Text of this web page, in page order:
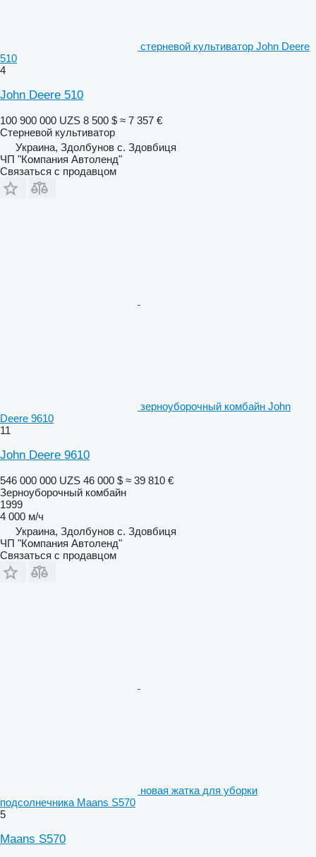
стерневой культиватор John Deere
510
4
John Deere 510
100 900 000 UZS 8 500 $ ≈ 7 357 €
Стерневой культиватор
Украина, Здолбунов с. Здовбиця
ЧП "Компания Автоленд"
Связаться с продавцом
зерноуборочный комбайн John
Deere 9610
11
John Deere 9610
546 000 000 UZS 46 000 $ ≈ 39 810 €
Зерноуборочный комбайн
1999
4 000 м/ч
Украина, Здолбунов с. Здовбиця
ЧП "Компания Автоленд"
Связаться с продавцом
новая жатка для уборки
подсолнечника Maans S570
5
Maans S570